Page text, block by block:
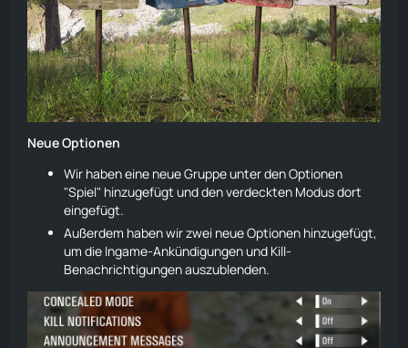
Neue Optionen
Wir haben eine neue Gruppe unter den Optionen
"Spiel" hinzugefügt und den verdeckten Modus dort
eingefügt.
Außerdem haben wir zwei neue Optionen hinzugefügt,
um die Ingame-Ankündigungen und Kill-
Benachrichtigungen auszublenden.